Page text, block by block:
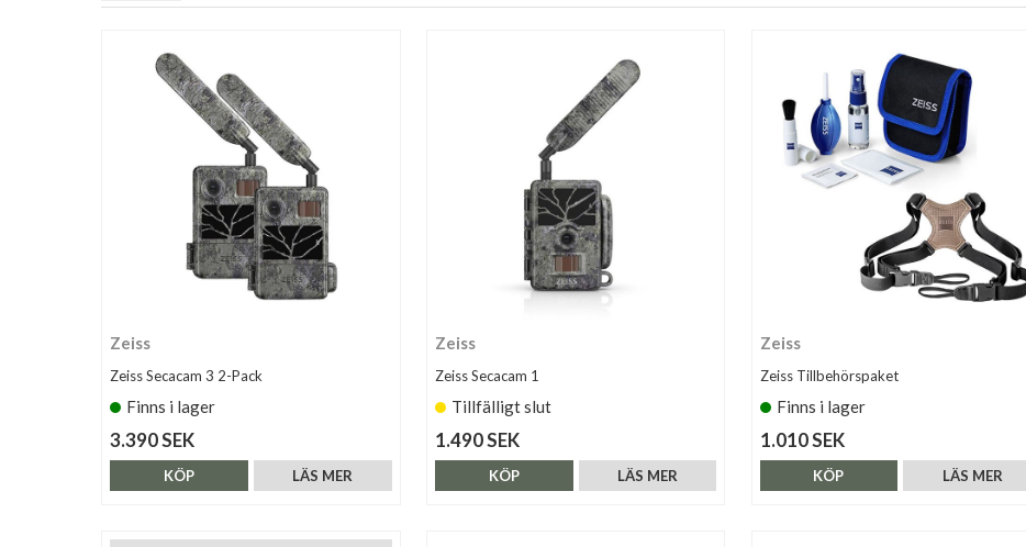
Zeiss
Zeiss Secacam 3 2-Pack
Finns i lager
3.390 SEK
LÄS MER
KÖP
Zeiss
Zeiss Secacam 1
Tillfälligt slut
1.490 SEK
LÄS MER
KÖP
Zeiss
Zeiss Tillbehörspaket
Finns i lager
1.010 SEK
LÄS MER
KÖP